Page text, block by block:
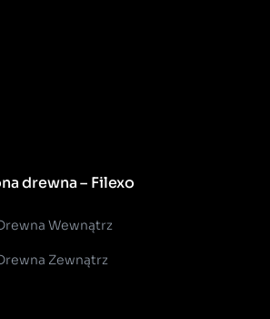
drewna – Filexo
Wewnątrz
Zewnątrz